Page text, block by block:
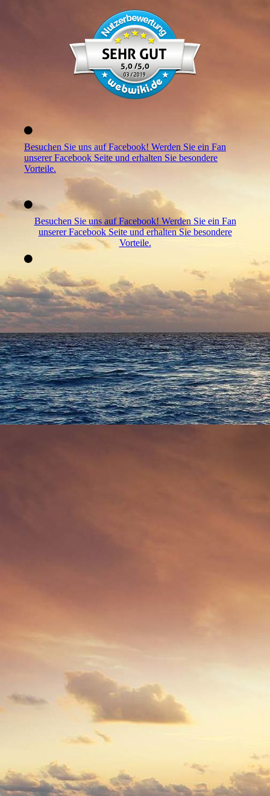
Besuchen Sie uns auf Facebook! Werden Sie ein Fan
unserer Facebook Seite und erhalten Sie besondere
Vorteile.
Besuchen Sie uns auf Facebook! Werden Sie ein Fan
unserer Facebook Seite und erhalten Sie besondere
Vorteile.